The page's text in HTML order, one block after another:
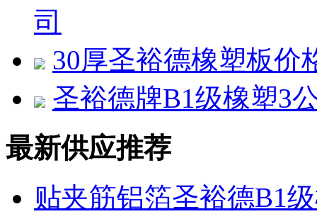
司
30厚圣裕德橡塑板价
圣裕德牌B1级橡塑3
最新供应推荐
贴夹筋铝箔圣裕德B1